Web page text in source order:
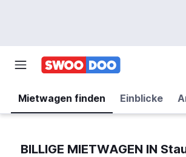
Mietwagen finden Einblicke
BILLIGE MIETWAGEN IN